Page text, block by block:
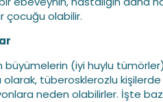
çocuğu olabilir.
büyümelerin (iyi huylu
olarak, tüberosklerozlu
neden olabilirler. İşte